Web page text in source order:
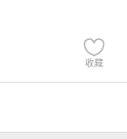
收藏